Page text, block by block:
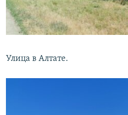
Улица в Алтате.